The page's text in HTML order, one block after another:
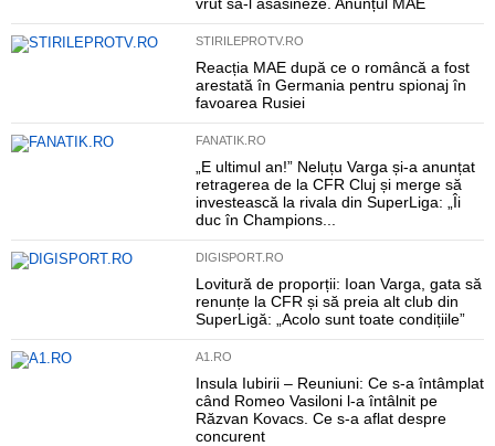
STIRILEPROTV.RO
Reacția MAE după ce o româncă a fost
arestată în Germania pentru spionaj în
favoarea Rusiei
FANATIK.RO
„E ultimul an!” Neluțu Varga și-a anunțat
retragerea de la CFR Cluj și merge să
investească la rivala din SuperLiga: „Îi
duc în Champions...
DIGISPORT.RO
Lovitură de proporții: Ioan Varga, gata să
renunțe la CFR și să preia alt club din
SuperLigă: „Acolo sunt toate condițiile”
A1.RO
Insula Iubirii – Reuniuni: Ce s-a întâmplat
când Romeo Vasiloni l-a întâlnit pe
Răzvan Kovacs. Ce s-a aflat despre
concurent